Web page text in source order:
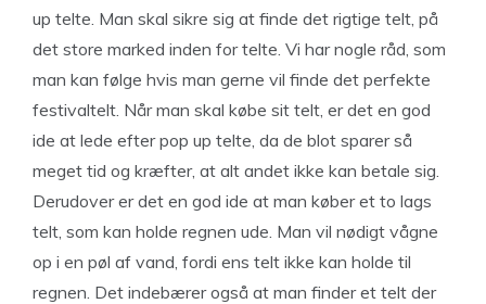
up telte. Man skal sikre sig at finde det rigtige telt, på
det store marked inden for telte. Vi har nogle råd, som
man kan følge hvis man gerne vil finde det perfekte
festivaltelt. Når man skal købe sit telt, er det en god
ide at lede efter pop up telte, da de blot sparer så
meget tid og kræfter, at alt andet ikke kan betale sig.
Derudover er det en god ide at man køber et to lags
telt, som kan holde regnen ude. Man vil nødigt vågne
op i en pøl af vand, fordi ens telt ikke kan holde til
regnen. Det indebærer også at man finder et telt der